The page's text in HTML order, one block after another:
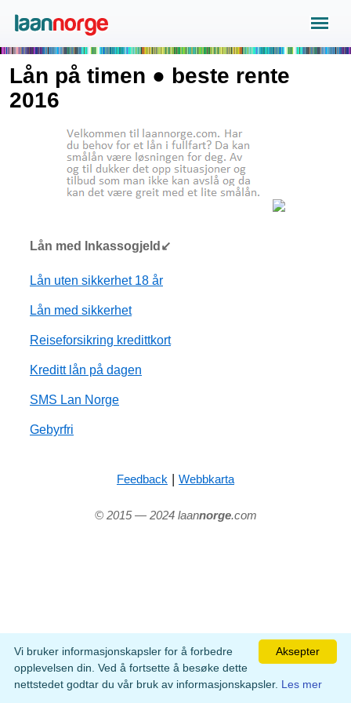
Lån på timen ● beste rente
2016
Lån med Inkassogjeld↙
Lån uten sikkerhet 18 år
Lån med sikkerhet
Reiseforsikring kredittkort
Kreditt lån på dagen
SMS Lan Norge
Gebyrfri
Feedback | Webbkarta
© 2015 — 2024 laannorge.com
Aksepter
Vi bruker informasjonskapsler for å forbedre
opplevelsen din. Ved å fortsette å besøke dette
nettstedet godtar du vår bruk av informasjonskapsler. Les mer